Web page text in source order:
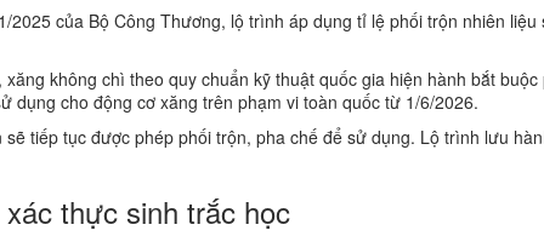
2025 của Bộ Công Thương, lộ trình áp dụng tỉ lệ phối trộn nhiên liệu
không chì theo quy chuẩn kỹ thuật quốc gia hiện hành bắt buộc
dụng cho động cơ xăng trên phạm vi toàn quốc từ 1/6/2026.
tiếp tục được phép phối trộn, pha chế để sử dụng. Lộ trình lưu
thực sinh trắc học